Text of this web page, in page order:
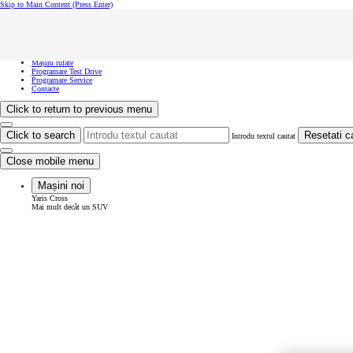
Skip to Main Content (Press Enter)
Mașini rulate
Programare Test Drive
Programare Service
Contacte
Click to return to previous menu
Click to search Introdu textul cautat Resetati
Close mobile menu
Mașini noi
Yaris Cross
Mai mult decât un SUV